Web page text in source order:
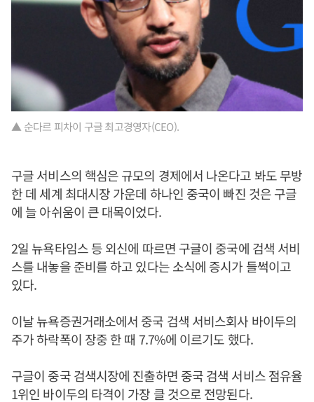
▲ 순다르 피차이 구글 최고경영자(CEO).
구글 서비스의 핵심은 규모의 경제에서 나온다고 봐도 무방
한 데 세계 최대시장 가운데 하나인 중국이 빠진 것은 구글
에 늘 아쉬움이 큰 대목이었다.
2일 뉴욕타임스 등 외신에 따르면 구글이 중국에 검색 서비
스를 내놓을 준비를 하고 있다는 소식에 증시가 들썩이고
있다.
이날 뉴욕증권거래소에서 중국 검색 서비스회사 바이두의
주가 하락폭이 장중 한 때 7.7%에 이르기도 했다.
구글이 중국 검색시장에 진출하면 중국 검색 서비스 점유율
1위인 바이두의 타격이 가장 클 것으로 전망된다.